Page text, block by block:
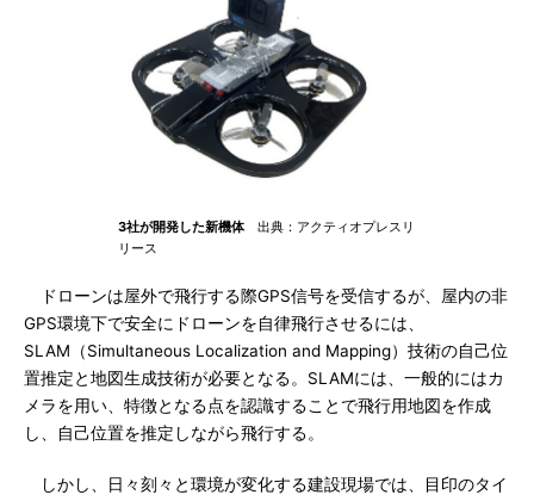
3社が開発した新機体 出典：アクティオプレスリ
リース
ドローンは屋外で飛行する際GPS信号を受信するが、屋内の非
GPS環境下で安全にドローンを自律飛行させるには、
SLAM（Simultaneous Localization and Mapping）技術の自己位
置推定と地図生成技術が必要となる。SLAMには、一般的にはカ
メラを用い、特徴となる点を認識することで飛行用地図を作成
し、自己位置を推定しながら飛行する。
しかし、日々刻々と環境が変化する建設現場では、目印のタイ